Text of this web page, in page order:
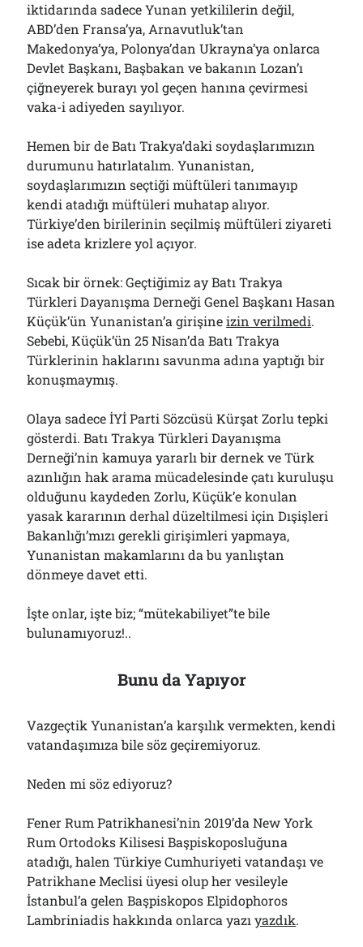
iktidarında sadece Yunan yetkililerin değil,
ABD’den Fransa’ya, Arnavutluk’tan
Makedonya’ya, Polonya’dan Ukrayna’ya onlarca
Devlet Başkanı, Başbakan ve bakanın Lozan’ı
çiğneyerek burayı yol geçen hanına çevirmesi
vaka-i adiyeden sayılıyor.
Hemen bir de Batı Trakya’daki soydaşlarımızın
durumunu hatırlatalım. Yunanistan,
soydaşlarımızın seçtiği müftüleri tanımayıp
kendi atadığı müftüleri muhatap alıyor.
Türkiye’den birilerinin seçilmiş müftüleri ziyareti
ise adeta krizlere yol açıyor.
Sıcak bir örnek: Geçtiğimiz ay Batı Trakya
Türkleri Dayanışma Derneği Genel Başkanı Hasan
Küçük’ün Yunanistan’a girişineizin verilmedi.
Sebebi, Küçük’ün 25 Nisan’da Batı Trakya
Türklerinin haklarını savunma adına yaptığı bir
konuşmaymış.
Olaya sadece İYİ Parti Sözcüsü Kürşat Zorlu tepki
gösterdi. Batı Trakya Türkleri Dayanışma
Derneği’nin kamuya yararlı bir dernek ve Türk
azınlığın hak arama mücadelesinde çatı kuruluşu
olduğunu kaydeden Zorlu, Küçük’e konulan
yasak kararının derhal düzeltilmesi için Dışişleri
Bakanlığı’mızı gerekli girişimleri yapmaya,
Yunanistan makamlarını da bu yanlıştan
dönmeye davet etti.
İşte onlar, işte biz; “mütekabiliyet”te bile
bulunamıyoruz!..
Bunu da Yapıyor
Vazgeçtik Yunanistan’a karşılık vermekten, kendi
vatandaşımıza bile söz geçiremiyoruz.
Neden mi söz ediyoruz?
Fener Rum Patrikhanesi’nin 2019’da New York
Rum Ortodoks Kilisesi Başpiskoposluğuna
atadığı, halen Türkiye Cumhuriyeti vatandaşı ve
Patrikhane Meclisi üyesi olup her vesileyle
İstanbul’a gelen Başpiskopos Elpidophoros
Lambriniadis hakkında onlarca yazıyazdık.